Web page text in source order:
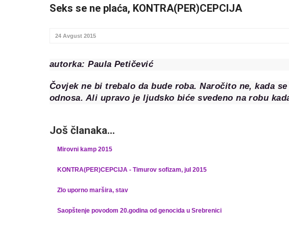
Seks se ne plaća, KONTRA(PER)CEPCIJA
24 Avgust 2015
autorka: Paula Petičević
Čovjek ne bi trebalo da bude roba. Naročito ne, kada
odnosa. Ali upravo je ljudsko biće svedeno na robu
Još članaka...
Mirovni kamp 2015
KONTRA(PER)CEPCIJA - Timurov sofizam, jul 2015
Zlo uporno maršira, stav
Saopštenje povodom 20.godina od genocida u Srebrenici